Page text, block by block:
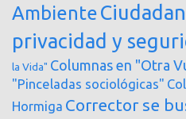
Ambiente
privacidad y
la Vida" Columnas en "Otra
"Pinceladas sociológicas"
Hormiga Corrector se